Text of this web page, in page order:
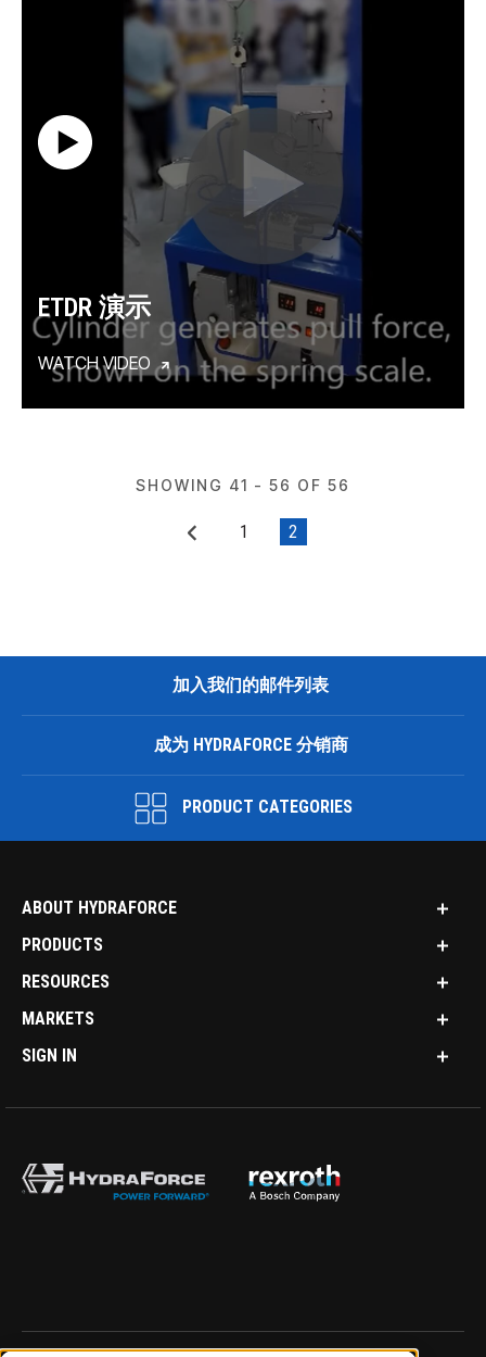
ETDR 演示
WATCH VIDEO
SHOWING 41 - 56 OF 56
1 2
加入我们的邮件列表
成为 HYDRAFORCE 分销商
PRODUCT CATEGORIES
ABOUT HYDRAFORCE
PRODUCTS
RESOURCES
MARKETS
SIGN IN